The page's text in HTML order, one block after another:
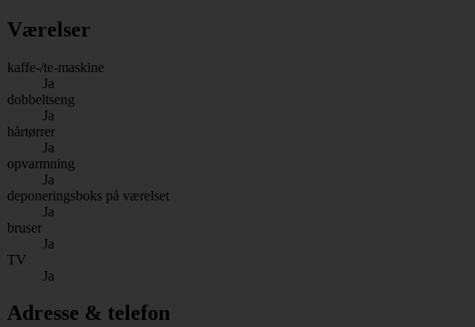
Værelser
kaffe-/te-maskine
Ja
dobbeltseng
Ja
hårtørrer
Ja
opvarmning
Ja
deponeringsboks på værelset
Ja
bruser
Ja
TV
Ja
Adresse & telefon